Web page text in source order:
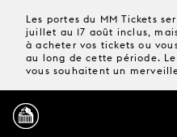
Les portes du MM Tickets
juillet au 17 août inclus,
à acheter vos tickets ou
au long de cette période.
vous souhaitent un